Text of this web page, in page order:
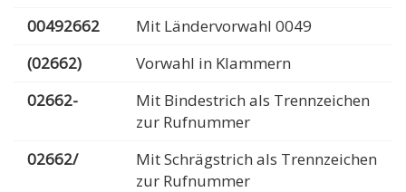
00492662
Mit Ländervorwahl 0049
(02662)
Vorwahl in Klammern
02662-
Mit Bindestrich als Trennzeichen
zur Rufnummer
02662/
Mit Schrägstrich als Trennzeichen
zur Rufnummer